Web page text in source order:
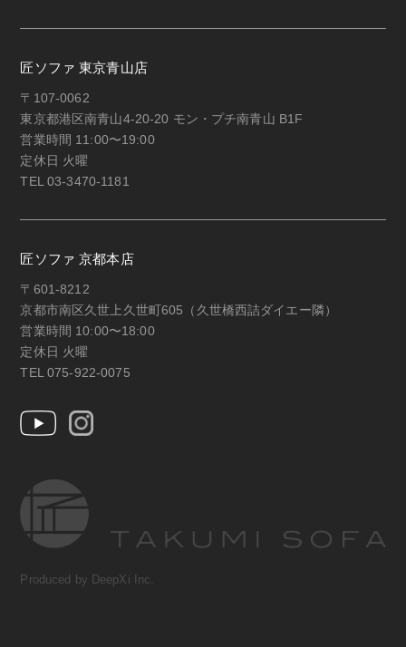
匠ソファ 東京青山店
〒107-0062
東京都港区南青山4-20-20 モン・プチ南青山 B1F
営業時間 11:00〜19:00
定休日 火曜
TEL 03-3470-1181
匠ソファ 京都本店
〒601-8212
京都市南区久世上久世町605（久世橋西詰ダイエー隣）
営業時間 10:00〜18:00
定休日 火曜
TEL 075-922-0075
Produced by DeepXi Inc.